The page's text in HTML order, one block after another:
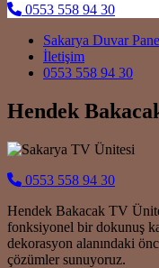
0553 558 94 30
MainSakarya Duvar
İletişim
0553 558 94 30
Hendek
0553 558 94 30
Hendek Bakacak TV
fonksiyonel bir dokunuş
dekorasyon alanındaki
çözümler sunuyoruz.